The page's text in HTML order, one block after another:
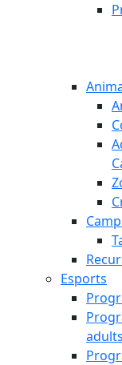
Esports
adults